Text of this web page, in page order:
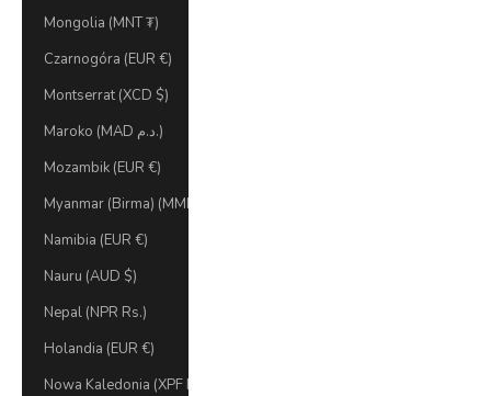
Mongolia (MNT ₮)
Czarnogóra (EUR €)
Montserrat (XCD $)
Maroko (MAD د.م.)
Mozambik (EUR €)
Myanmar (Birma) (MMK K)
Namibia (EUR €)
Nauru (AUD $)
Nepal (NPR Rs.)
Holandia (EUR €)
Nowa Kaledonia (XPF Fr)